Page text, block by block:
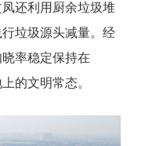
还利用厨余垃圾堆
垃圾源头减量。经
率稳定保持在
的文明常态。